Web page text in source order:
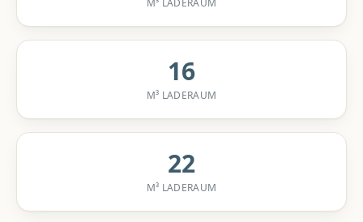
M³ LADERAUM
16
M³ LADERAUM
22
M³ LADERAUM